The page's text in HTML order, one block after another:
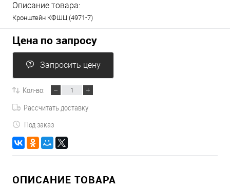
Описание товара:
Кронштейн КФШЦ (4971-7)
Цена по запросу
Запросить цену
Кол-во:
Рассчитать доставку
Под заказ
ОПИСАНИЕ ТОВАРА